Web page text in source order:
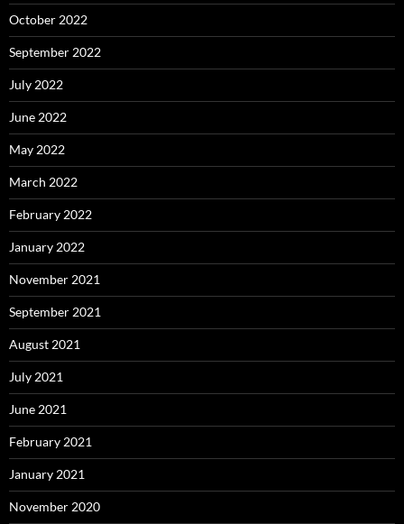
October 2022
September 2022
July 2022
June 2022
May 2022
March 2022
February 2022
January 2022
November 2021
September 2021
August 2021
July 2021
June 2021
February 2021
January 2021
November 2020